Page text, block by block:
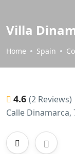
Villa
Home Spain
4.6 (2 Reviews)
Calle Dinamarca,